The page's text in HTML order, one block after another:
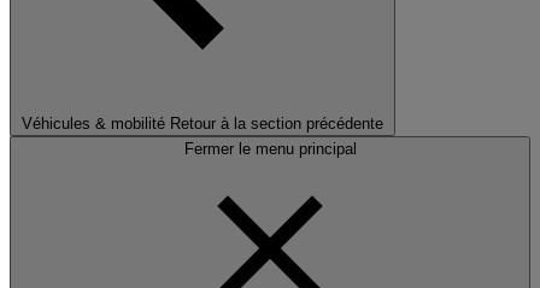
Véhicules & mobilité Retour à la section précédente
Fermer le menu principal